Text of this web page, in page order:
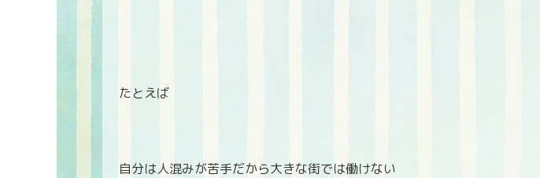
たとえば
自分は人混みが苦手だから大きな街では働けない